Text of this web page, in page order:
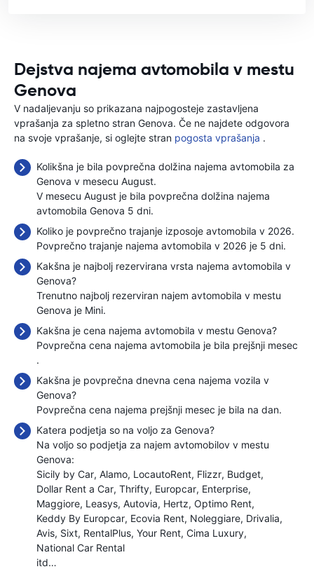
Dejstva najema avtomobila v mestu
Genova
V nadaljevanju so prikazana najpogosteje zastavljena
vprašanja za spletno stran Genova. Če ne najdete odgovora
na svoje vprašanje, si oglejte stran pogosta vprašanja .
Kolikšna je bila povprečna dolžina najema avtomobila za
Genova v mesecu August.
V mesecu August je bila povprečna dolžina najema
avtomobila Genova 5 dni.
Koliko je povprečno trajanje izposoje avtomobila v 2026.
Povprečno trajanje najema avtomobila v 2026 je 5 dni.
Kakšna je najbolj rezervirana vrsta najema avtomobila v
Genova?
Trenutno najbolj rezerviran najem avtomobila v mestu
Genova je Mini.
Kakšna je cena najema avtomobila v mestu Genova?
Povprečna cena najema avtomobila je bila prejšnji mesec
.
Kakšna je povprečna dnevna cena najema vozila v
Genova?
Povprečna cena najema prejšnji mesec je bila na dan.
Katera podjetja so na voljo za Genova?
Na voljo so podjetja za najem avtomobilov v mestu
Genova:
Sicily by Car Alamo LocautoRent Flizzr Budget
Dollar Rent a Car Thrifty Europcar Enterprise
Maggiore Leasys Autovia Hertz Optimo Rent
Keddy By Europcar Ecovia Rent Noleggiare Drivalia
Avis Sixt RentalPlus Your Rent Cima Luxury
National Car Rental
itd…